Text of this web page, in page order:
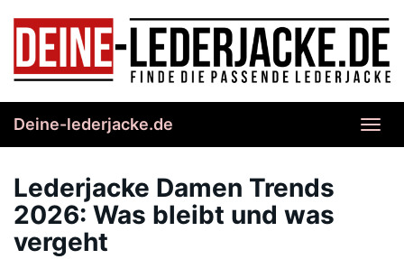
content
Deine-lederjacke.de
Lederjacke Damen Trends
2026: Was bleibt und was
vergeht